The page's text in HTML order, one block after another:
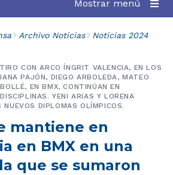
Mostrar menú
Archivo Noticias Noticias 2024
mantiene en
en BMX en una
que se sumaron
CON ARCO ÍNGRIT VALENCIA, EN LOS
PAJÓN, DIEGO ARBOLEDA, MATEO
EN BMX, CONTINÚAN EN
YENI ARIAS Y LORENA
NUEVOS DIPLOMAS OLÍMPICOS.